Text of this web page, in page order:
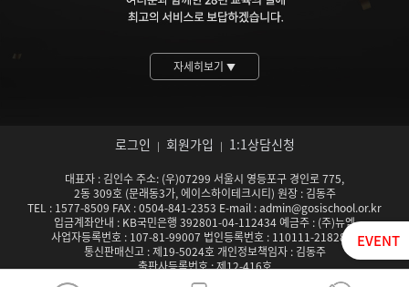
EVENT
자세히보기 ▼
로그인 | 회원가입 | 1:1상담신청
대표자 : 김인수 주소: (우)07299 서울시 영등포구 경인로 775,
2동 309호 (문래동3가, 에이스하이테크시티) 원장 : 김동주
TEL : 1577-8509 FAX : 0504-841-2353 E-mail : admin@gosischool.or.kr
입금계좌안내 : KB국민은행 392801-04-112434 예금주 : (주)뉴엠
사업자등록번호 : 107-81-99007 법인등록번호 : 110111-2182824
통신판매신고 : 제19-5024호 개인정보책임자 : 김동주
출판사등록번호 : 제12-416호
서울특별시남부교육청 평생교육시설 등록기관 제142호